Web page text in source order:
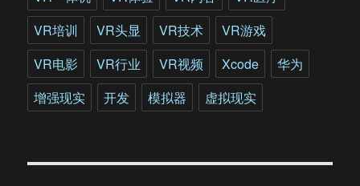
VR培训
VR头显 VR技术
VR游戏
VR电影
VR行业 VR视频 Xcode
华为
增强现实
开发 模拟器 虚拟现实